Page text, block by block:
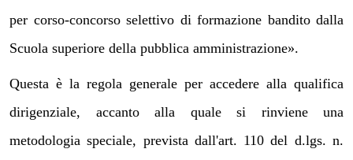
per corso-concorso selettivo di formazione bandito dalla
Scuola superiore della pubblica amministrazione».
Questa è la regola generale per accedere alla qualifica
dirigenziale, accanto alla quale si rinviene una
metodologia speciale, prevista dall'art. 110 del d.lgs. n.